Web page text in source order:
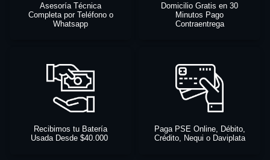
Asesoría Técnica
Completa por Teléfono o
Whatsapp
Domicilio Gratis en 30
Minutos Pago
Contraentrega
Recibimos tu Batería
Usada Desde $40.000
Paga PSE Online, Débito,
Crédito, Nequi o Daviplata